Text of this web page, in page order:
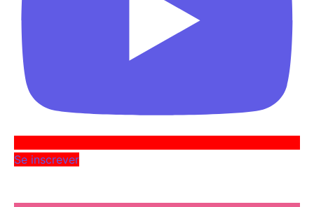
Se inscrever